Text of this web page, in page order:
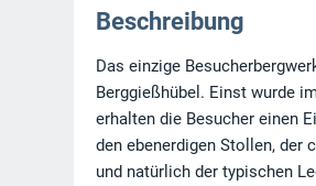
Beschreibung
Das einzige
Berggießhübel. Einst wurde
erhalten die Besucher einen
den ebenerdigen Stollen, der
und natürlich der typischen